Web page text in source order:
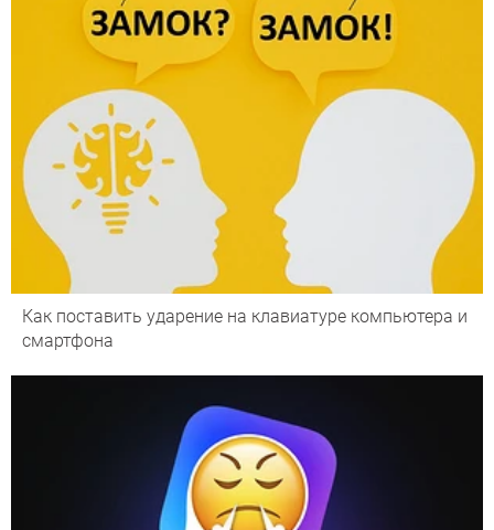
Как поставить ударение на клавиатуре компьютера и
смартфона